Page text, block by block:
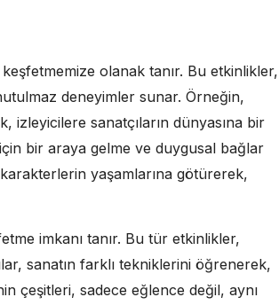
olanak tanır. Bu etkinlikler,
deneyimler sunar. Örneğin,
izleyicilere sanatçıların dünyasına bir
bir araya gelme ve duygusal bağlar
yaşamlarına götürerek,
imkanı tanır. Bu tür etkinlikler,
sanatın farklı tekniklerini öğrenerek,
çeşitleri, sadece eğlence değil, aynı